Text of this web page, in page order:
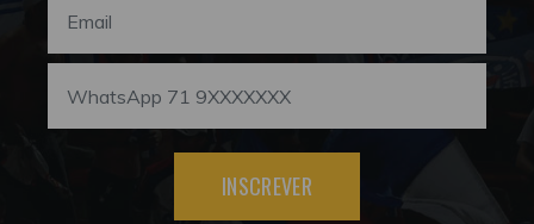
INSCREVER